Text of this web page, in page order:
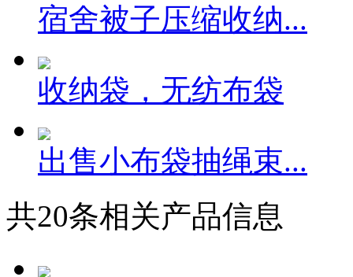
宿舍被子压缩收纳...
收纳袋，无纺布袋
出售小布袋抽绳束...
共20条相关产品信息